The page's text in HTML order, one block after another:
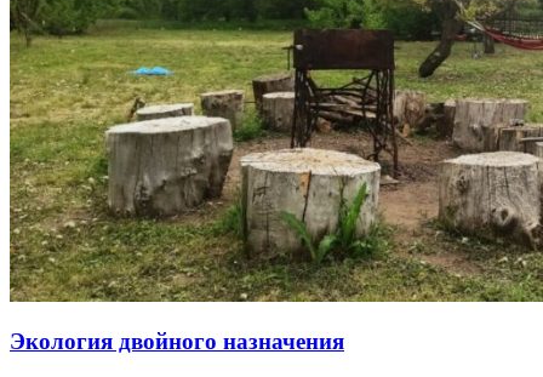
Экология двойного назначения